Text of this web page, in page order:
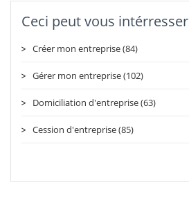
Ceci peut vous intérresser
Créer mon entreprise (84)
Gérer mon entreprise (102)
Domiciliation d'entreprise (63)
Cession d'entreprise (85)